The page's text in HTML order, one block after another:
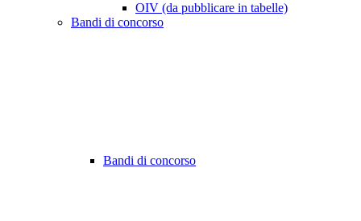
OIV (da pubblicare in tabelle)
Bandi di concorso
Bandi di concorso